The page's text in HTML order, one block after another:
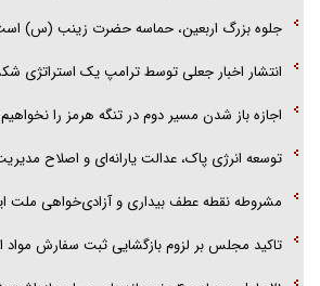
جلوه بزرگ اربعین، حماسه حضرت زینب (س)
انتشار اخبار جعلی توسط ترامپ یک
اجازه باز شدن مسیر دوم در تنگه هرمز را
توسعه انرژی پاک، عدالت یارانه‌ای و اصلاح
مشروطه نقطه عطف بیداری و آزادی‌خواهی ملت
تاکید مجلس بر لزوم بازگشایی ثبت سفارش مواد